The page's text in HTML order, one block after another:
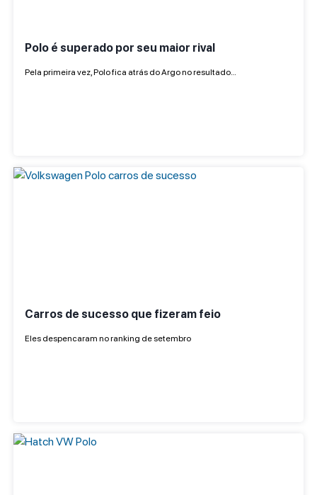
Polo é superado por seu maior rival
Pela primeira vez, Polo fica atrás do Argo no resultado…
Carros de sucesso que fizeram feio
Eles despencaram no ranking de setembro